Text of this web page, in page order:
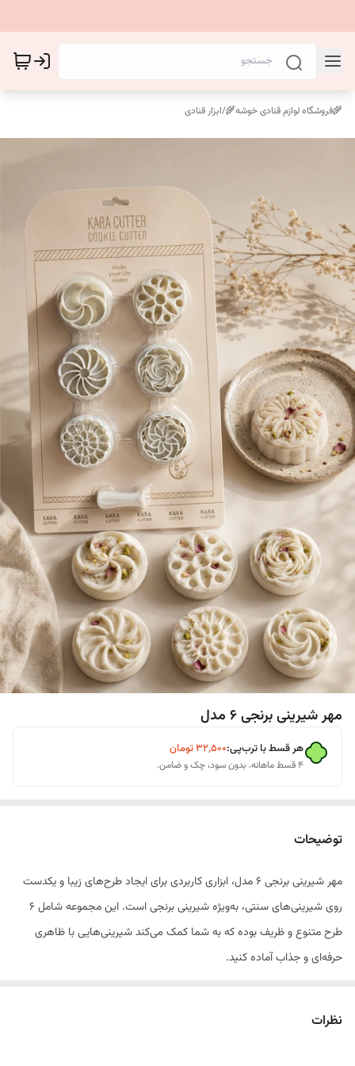
🌾فروشگاه لوازم قنادی خوشه🌾/ابزار قنادی
مهر شیرینی برنجی 6 مدل
هر قسط با ترب‌پی:۳۲٬۵۰۰تومان
۴ قسط ماهانه. بدون سود، چک و ضامن.
توضیحات
مهر شیرینی برنجی 6 مدل، ابزاری کاربردی برای ایجاد طرح‌های زیبا و یکدست
روی شیرینی‌های سنتی، به‌ویژه شیرینی برنجی است. این مجموعه شامل 6
طرح متنوع و ظریف بوده که به شما کمک می‌کند شیرینی‌هایی با ظاهری
حرفه‌ای و جذاب آماده کنید.
نظرات